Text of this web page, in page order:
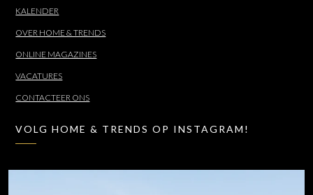
KALENDER
OVER HOME & TRENDS
ONLINE MAGAZINES
VACATURES
CONTACTEER ONS
VOLG HOME & TRENDS OP INSTAGRAM!